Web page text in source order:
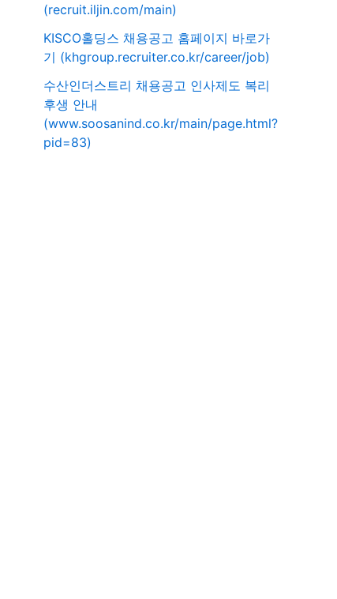
(recruit.iljin.com/main)
KISCO홀딩스 채용공고 홈페이지 바로가
기 (khgroup.recruiter.co.kr/career/job)
수산인더스트리 채용공고 인사제도 복리
후생 안내
(www.soosanind.co.kr/main/page.html?
pid=83)